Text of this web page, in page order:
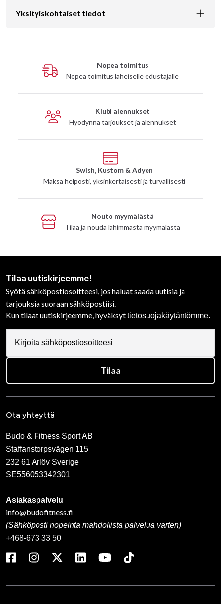
Yksityiskohtaiset tiedot
Nopea toimitus
Nopea toimitus läheiselle edustajalle
Klubi alennukset
Hyödynnä tarjoukset ja alennukset
Swish, Kustom & Adyen
Maksa helposti, yksinkertaisesti ja turvallisesti
Nouto myymälästä
Tilaa ja nouda lähimmästä myymälästä
Tilaa uutiskirjeemme!
Syötä sähköpostiosoitteesi, jos haluat saada uutisia ja
tarjouksia suoraan sähköpostiisi.
Kun tilaat uutiskirjeemme, hyväksyttietosuojakäytäntömme.
Tilaa
Ota yhteyttä
Budo & Fitness Sport AB
Staffanstorpsvägen 115
232 61 Arlöv Sverige
SE556053342301
Asiakaspalvelu
info@budofitness.fi
(Sähköposti nopeinta mahdollista palvelua varten)
+468-673 33 50